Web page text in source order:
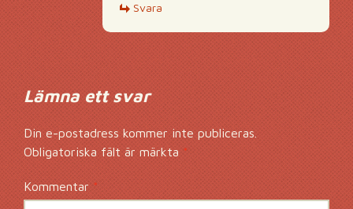
Svara
Lämna ett svar
Din e-postadress kommer inte publiceras.
Obligatoriska fält är märkta*
Kommentar*